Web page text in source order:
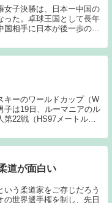
女子決勝は、日本ー中国の
った。卓球王国として長年
国相手に日本が後一歩のと
るのだが、第3試合に登場
の橋本が中国のサウスポー
キーのワールドカップ（W
子は19日、ルーマニアのル
第22戦（HS97メートル、K
257．9点で今季2勝目を挙
同）を抜いて日本男子単...
道が面白い
いう柔道家をご存じだろう
の世界選手権を制し、先日